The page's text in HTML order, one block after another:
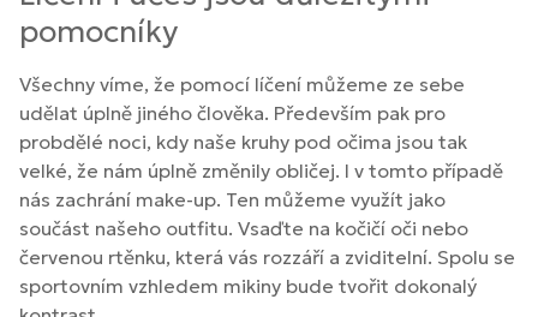
pomocníky
Všechny víme, že pomocí líčení můžeme ze sebe
udělat úplně jiného člověka. Především pak pro
probdělé noci, kdy naše kruhy pod očima jsou tak
velké, že nám úplně změnily obličej. I v tomto případě
nás zachrání make-up. Ten můžeme využít jako
součást našeho outfitu. Vsaďte na kočičí oči nebo
červenou rtěnku, která vás rozzáří a zviditelní. Spolu se
sportovním vzhledem mikiny bude tvořit dokonalý